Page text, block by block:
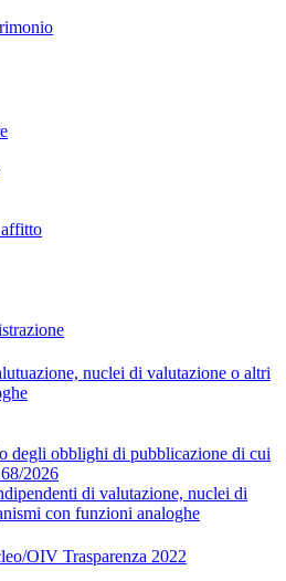
nuclei di valutazione o altri
degli obblighi di pubblicazione di cui
2026
di valutazione, nuclei di
con funzioni analoghe
OIV Trasparenza 2022